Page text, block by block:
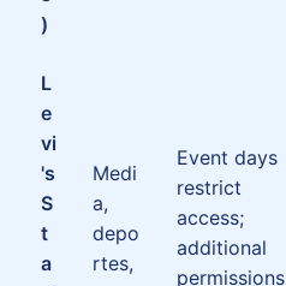
)
L
e
vi
's
S
t
a
Medi
a,
depo
rtes,
Event days
restrict
access;
additional
permissions